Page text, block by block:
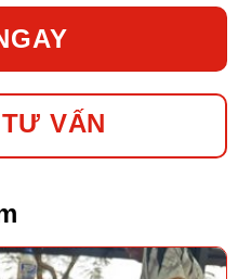
VẤN